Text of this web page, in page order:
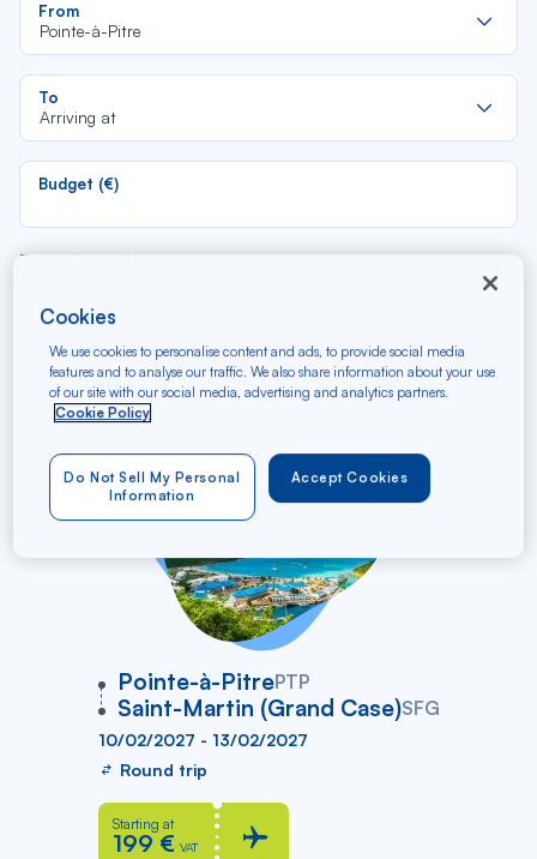
From
Pointe-à-Pitre
To
Arriving at
Budget (€)
Type of travel
Filter Clear
Pointe-à-PitrePTP
vers
Saint-Martin (Grand Case)SFG
10/02/2027 - 13/02/2027
Round trip
Starting at
199 € VAT
Cookies
We use cookies to personalise content and ads, to provide social media
features and to analyse our traffic. We also share information about your use
of our site with our social media, advertising and analytics partners.
Cookie Policy
Accept Cookies
Do Not Sell My Personal
Information